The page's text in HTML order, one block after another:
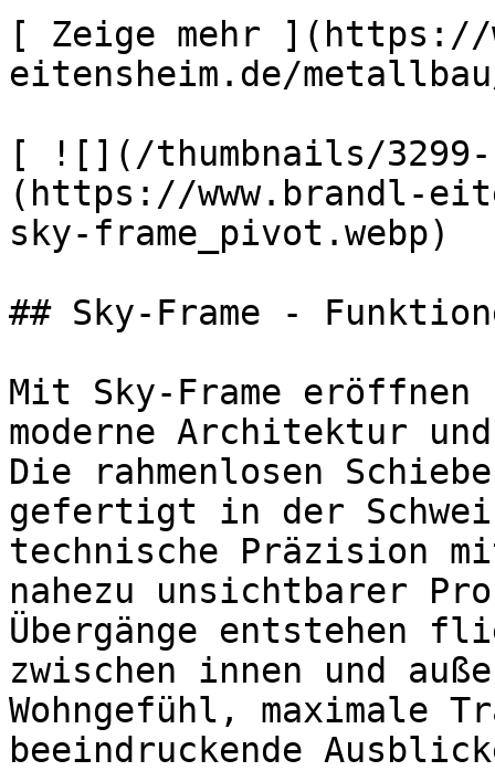
[ Zeige mehr ](https://
eitensheim.de/
[ ![](/thumbnails/3299-
(https://www.brandl-
sky-frame_pivot.webp)
## Sky-Frame -
Mit Sky-Frame
moderne Architektur
Die rahmenlosen
gefertigt in der
technische Präzision
nahezu unsichtbarer
Übergänge entstehen
zwischen innen und
Wohngefühl, maximale
beeindruckende